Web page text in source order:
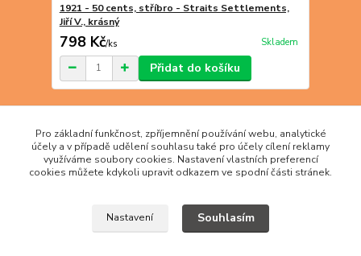
1921 - 50 cents, stříbro - Straits Settlements,
Jiří V., krásný
798 Kč/ks Skladem
Přidat do košíku
Pro základní funkčnost, zpříjemnění používání webu, analytické
účely a v případě udělení souhlasu také pro účely cílení reklamy
využíváme soubory cookies. Nastavení vlastních preferencí
cookies můžete kdykoli upravit odkazem ve spodní části stránek.
Nastavení Souhlasím